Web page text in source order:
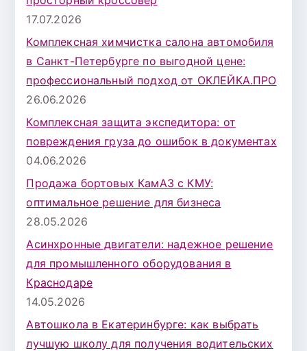
17.07.2026
Комплексная химчистка салона автомобиля
в Санкт-Петербурге по выгодной цене:
профессиональный подход от ОКЛЕЙКА.ПРО
26.06.2026
Комплексная защита экспедитора: от
повреждения груза до ошибок в документах
04.06.2026
Продажа бортовых КамАЗ с КМУ:
оптимальное решение для бизнеса
28.05.2026
Асинхронные двигатели: надежное решение
для промышленного оборудования в
Краснодаре
14.05.2026
Автошкола в Екатеринбурге: как выбрать
лучшую школу для получения водительских